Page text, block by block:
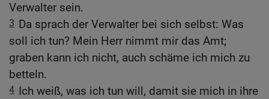
Verwalter sein.
3 Da sprach der Verwalter bei sich selbst: Was
soll ich tun? Mein Herr nimmt mir das Amt;
graben kann ich nicht, auch schäme ich mich zu
betteln.
4 Ich weiß, was ich tun will, damit sie mich in ihre